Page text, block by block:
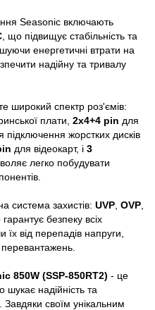
Seasonic включають
, що підвищує стабільність та
енергетичні втрати на
надійну та тривалу
широкий спектр роз'ємів:
плати, 2x4+4 pin для
підключення жорстких дисків
для відеокарт, і 3
легко побудувати
система захистів: UVP OVP
гарантує безпеку всіх
від перепадів напруги,
850W (SSP-850RT2) - це
шукає надійність та
своїм унікальним